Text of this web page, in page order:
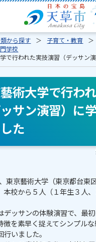
から探す 子育て・教育
学校
で行われた実技演習（デッサン
術大学で行わ
ッサン演習）に
た
東京藝術大学（東京都台東
本校から５人（１年生３人
ッサンの体験演習で、最
徴を素早く捉えてシンプル
行いました。